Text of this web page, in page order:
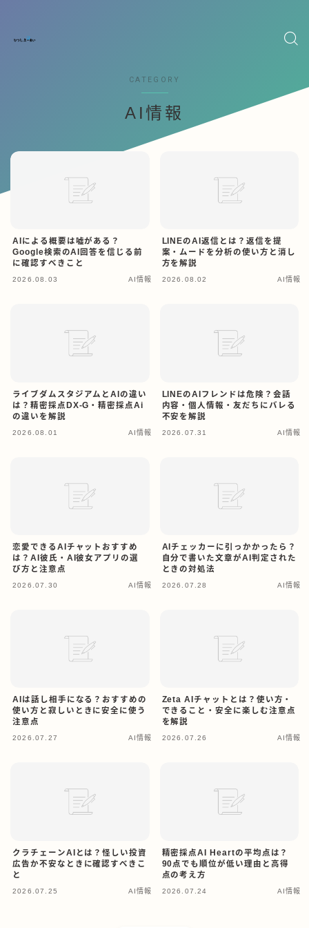
CATEGORY
AI情報
AIによる概要は嘘がある？
Google検索のAI回答を信じる前
に確認すべきこと
2026.08.03 AI情報
LINEのAI返信とは？返信を提
案・ムードを分析の使い方と消し
方を解説
2026.08.02 AI情報
ライブダムスタジアムとAIの違い
は？精密採点DX-G・精密採点Ai
の違いを解説
2026.08.01 AI情報
LINEのAIフレンドは危険？会話
内容・個人情報・友だちにバレる
不安を解説
2026.07.31 AI情報
恋愛できるAIチャットおすすめ
は？AI彼氏・AI彼女アプリの選
び方と注意点
2026.07.30 AI情報
AIチェッカーに引っかかったら？
自分で書いた文章がAI判定された
ときの対処法
2026.07.28 AI情報
AIは話し相手になる？おすすめの
使い方と寂しいときに安全に使う
注意点
2026.07.27 AI情報
Zeta AIチャットとは？使い方・
できること・安全に楽しむ注意点
を解説
2026.07.26 AI情報
クラチェーンAIとは？怪しい投資
広告か不安なときに確認すべきこ
と
2026.07.25 AI情報
精密採点AI Heartの平均点は？
90点でも順位が低い理由と高得
点の考え方
2026.07.24 AI情報